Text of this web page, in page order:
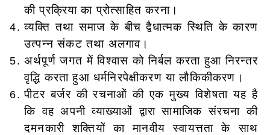
की प्रक्रिया का प्रोत्साहित करना।
व्यक्ति तथा समाज के बीच द्वैधात्मक स्थिति के कारण
उत्पन्न संकट तथा अलगाव।
अर्थपूर्ण जगत में विश्वास को निर्बल करता हुआ निरन्तर
वृद्धि करता हुआ धर्मनिरपेक्षीकरण या लौकिकीकरण।
पीटर बर्जर की रचनाओं की एक मुख्य विशेषता यह है
कि वह अपनी व्याख्याओं द्वारा सामाजिक संरचना की
दमनकारी शक्तियों का मानवीय स्वायत्तता के साथ